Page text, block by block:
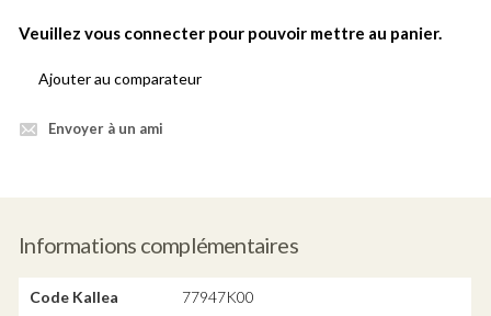
Veuillez vous connecter pour pouvoir mettre au panier.
Ajouter au comparateur
Envoyer à un ami
Informations complémentaires
Code Kallea 77947K00